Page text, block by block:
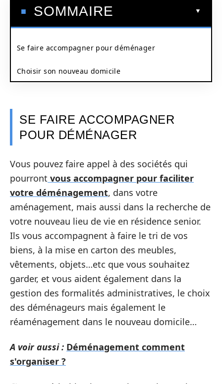
SOMMAIRE
Se faire accompagner pour déménager
Choisir son nouveau domicile
SE FAIRE ACCOMPAGNER
POUR DÉMÉNAGER
Vous pouvez faire appel à des sociétés qui
pourront vous accompagner pour faciliter
votre déménagement, dans votre
aménagement, mais aussi dans la recherche de
votre nouveau lieu de vie en résidence senior.
Ils vous accompagnent à faire le tri de vos
biens, à la mise en carton des meubles,
vêtements, objets…etc que vous souhaitez
garder, et vous aident également dans la
gestion des formalités administratives, le choix
des déménageurs mais également le
réaménagement dans le nouveau domicile…
A voir aussi : Déménagement comment
s'organiser ?